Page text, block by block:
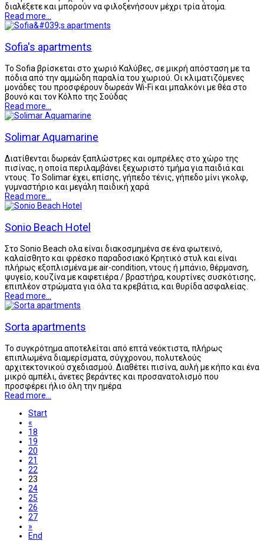
διαλέξετε και μπορούν να φιλοξενήσουν μέχρι τρία άτομα.
Read more...
Sofia's apartments
Το Sofia βρίσκεται στο χωριό Καλύβες, σε μικρή απόσταση με τα
πόδια από την αμμώδη παραλία του χωριού. Οι κλιματιζόμενες
μονάδες του προσφέρουν δωρεάν Wi-Fi και μπαλκόνι με θέα στο
βουνό και τον Κόλπο της Σούδας
Read more...
Solimar Aquamarine
Διατίθενται δωρεάν ξαπλώστρες και ομπρέλες στο χώρο της
πισίνας, η οποία περιλαμβάνει ξεχωριστό τμήμα για παιδιά και
ντους. Το Solimar έχει, επίσης, γήπεδο τένις, γήπεδο μίνι γκολφ,
γυμναστήριο και μεγάλη παιδική χαρά
Read more...
Sonio Beach Hotel
Στο Sonio Beach oλα είναι διακοσμημένα σε ένα φωτεινό,
καλαίσθητο και φρέσκο ​​παραδοσιακό Κρητικό στυλ και είναι
πλήρως εξοπλισμένα με air-condition, ντους ή μπάνιο, θέρμανση,
ψυγείο, κουζίνα με καφετιέρα / βραστήρα, κουρτίνες συσκότισης,
επιπλέον στρώματα για όλα τα κρεβάτια, και θυρίδα ασφαλείας.
Read more...
Sorta apartments
Το συγκρότημα αποτελείται από επτά νεόκτιστα, πλήρως
επιπλωμένα διαμερίσματα, σύγχρονου, πολυτελούς
αρχιτεκτονικού σχεδιασμού. Διαθέτει πισίνα, αυλή με κήπο και ένα
μικρό αμπέλι, άνετες βεράντες και προσανατολισμό που
προσφέρει ήλιο όλη την ημέρα
Read more...
Start
«
18
19
20
21
22
23
24
25
26
27
»
End